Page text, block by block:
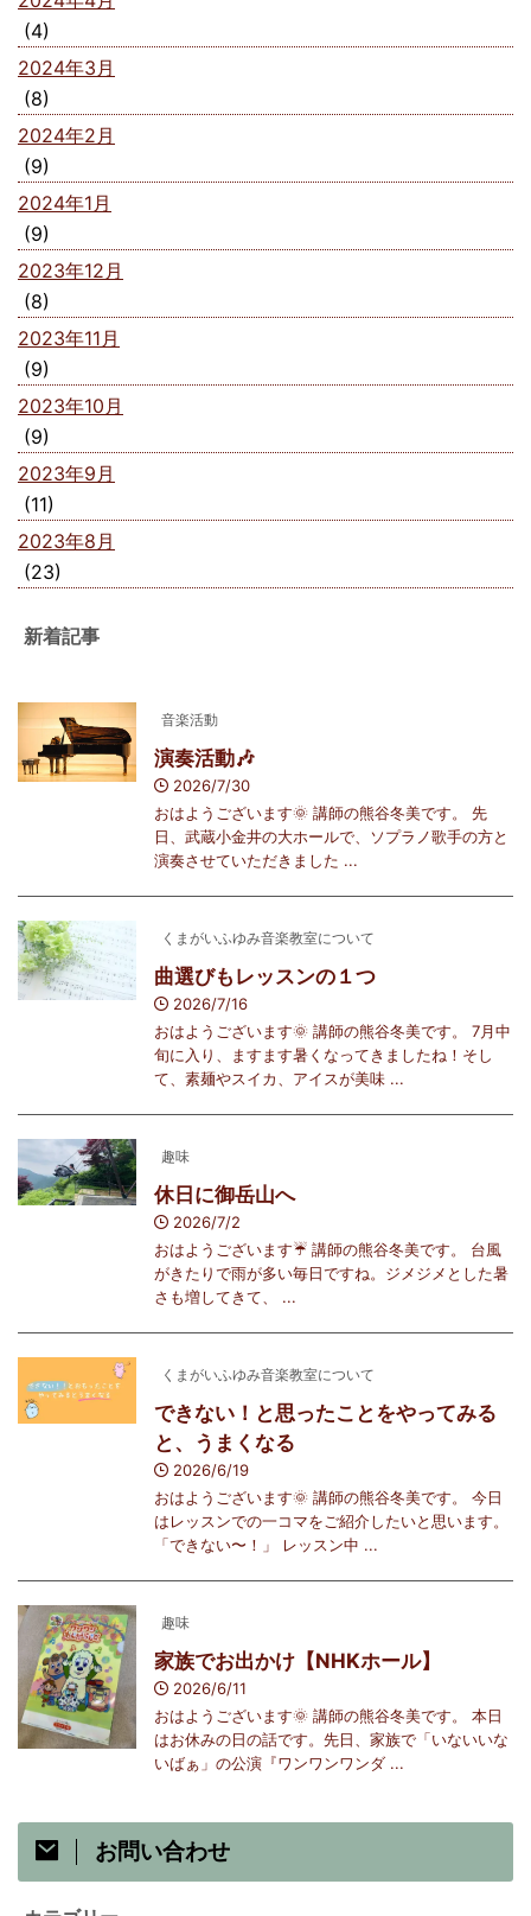
(4)
2024年3月
(8)
2024年2月
(9)
2024年1月
(9)
2023年12月
(8)
2023年11月
(9)
2023年10月
(9)
2023年9月
(11)
2023年8月
(23)
新着記事
音楽活動
演奏活動🎶
2026/7/30
おはようございます🌞 講師の熊谷冬美です。 先
日、武蔵小金井の大ホールで、ソプラノ歌手の方と
演奏させていただきました ...
くまがいふゆみ音楽教室について
曲選びもレッスンの１つ
2026/7/16
おはようございます🌞 講師の熊谷冬美です。 7月中
旬に入り、ますます暑くなってきましたね！そし
て、素麺やスイカ、アイスが美味 ...
趣味
休日に御岳山へ
2026/7/2
おはようございます☔️ 講師の熊谷冬美です。 台風
がきたりで雨が多い毎日ですね。ジメジメとした暑
さも増してきて、 ...
くまがいふゆみ音楽教室について
できない！と思ったことをやってみる
と、うまくなる
2026/6/19
おはようございます🌞 講師の熊谷冬美です。 今日
はレッスンでの一コマをご紹介したいと思います。
「できない〜！」 レッスン中 ...
趣味
家族でお出かけ【NHKホール】
2026/6/11
おはようございます🌞 講師の熊谷冬美です。 本日
はお休みの日の話です。先日、家族で「いないいな
いばぁ」の公演『ワンワンワンダ ...
お問い合わせ